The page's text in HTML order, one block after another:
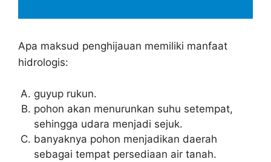
Apa maksud penghijauan memiliki manfaat
hidrologis:
guyup rukun.
pohon akan menurunkan suhu setempat,
sehingga udara menjadi sejuk.
banyaknya pohon menjadikan daerah
sebagai tempat persediaan air tanah.